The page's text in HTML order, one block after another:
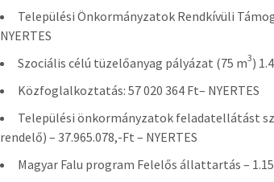
Települési Önkormányzatok Rendkívüli
NYERTES
Szociális célú tüzelőanyag pályázat (75 m3)
Közfoglalkoztatás: 57 020 364 Ft– NYERTES
Települési önkormányzatok feladatellátást
rendelő) – 37.965.078,-Ft – NYERTES
Magyar Falu program Felelős állattartás –